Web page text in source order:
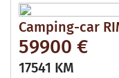
Camping-car
59900 €
17541 KM